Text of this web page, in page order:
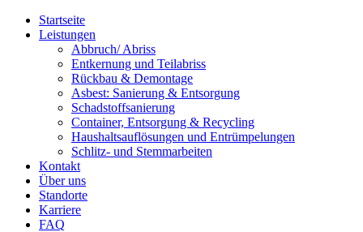
Startseite
Leistungen
Abbruch/ Abriss
Entkernung und Teilabriss
Rückbau & Demontage
Asbest: Sanierung & Entsorgung
Schadstoffsanierung
Container, Entsorgung & Recycling
Haushaltsauflösungen und Entrümpelungen
Schlitz- und Stemmarbeiten
Kontakt
Über uns
Standorte
Karriere
FAQ